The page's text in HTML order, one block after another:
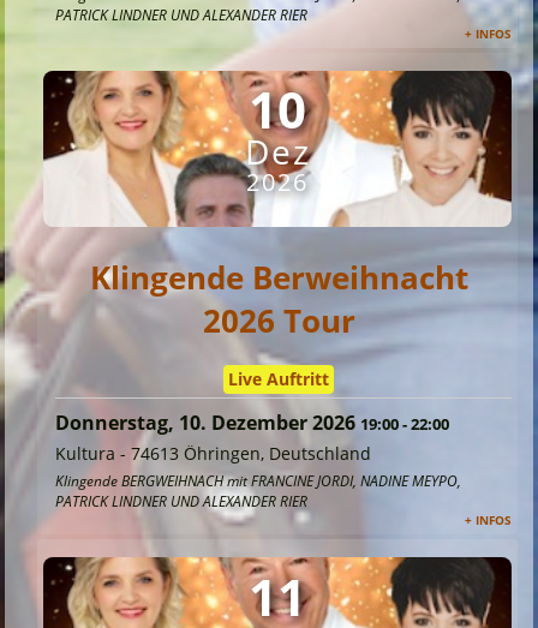
PATRICK LINDNER UND ALEXANDER RIER
+ INFOS
10
Dez
2026
Klingende Berweihnacht
2026 Tour
Live Auftritt
Donnerstag, 10. Dezember 2026 19:00-22:00
Kultura-74613 Öhringen, Deutschland
Klingende BERGWEIHNACH mit FRANCINE JORDI, NADINE MEYPO,
PATRICK LINDNER UND ALEXANDER RIER
+ INFOS
11